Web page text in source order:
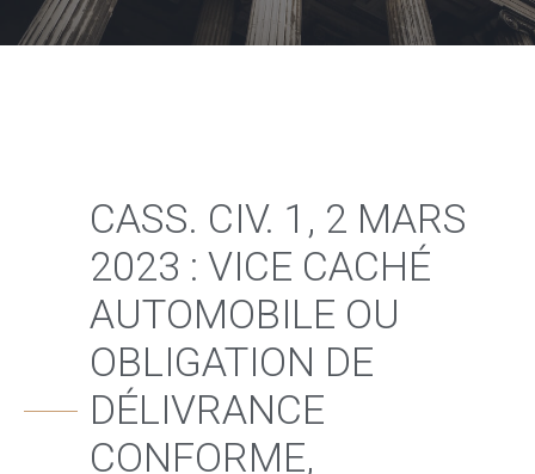
CASS. CIV. 1, 2 MARS
2023 : VICE CACHÉ
AUTOMOBILE OU
OBLIGATION DE
DÉLIVRANCE
CONFORME,